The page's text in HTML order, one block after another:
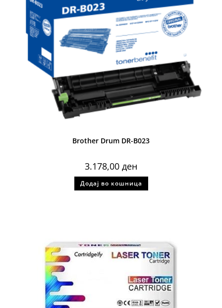
Brother Drum DR-B023
3.178,00 ден
Додај во кошница